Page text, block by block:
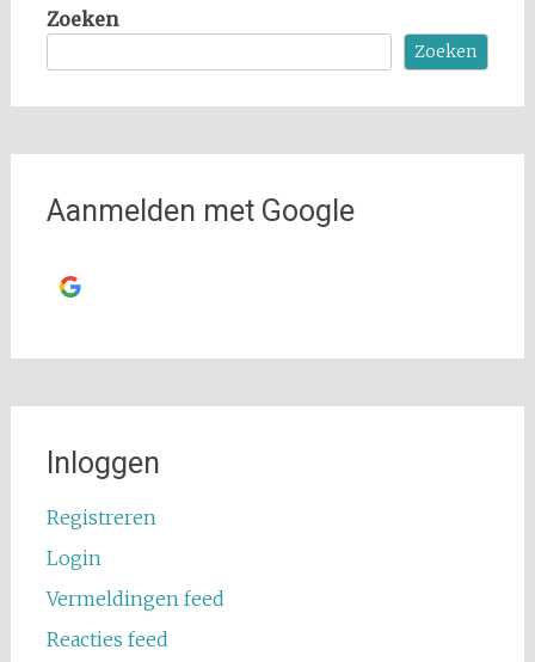
Zoeken
Zoeken
Aanmelden met Google
Inloggen
Registreren
Login
Vermeldingen feed
Reacties feed